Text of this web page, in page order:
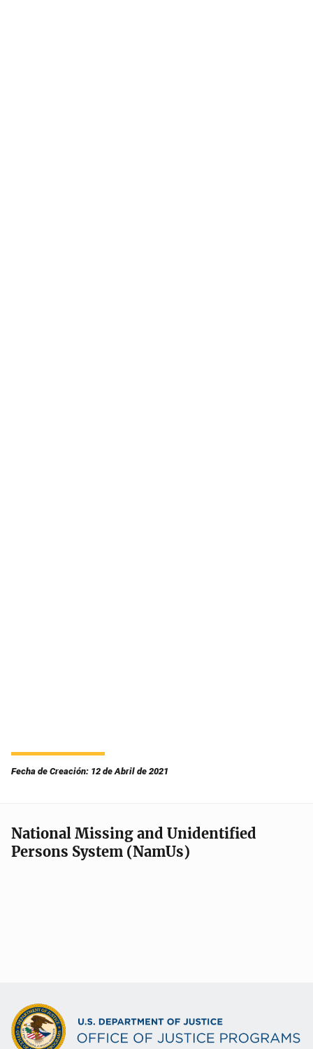
Fecha de Creación: 12 de Abril de 2021
National Missing and Unidentified
Persons System (NamUs)